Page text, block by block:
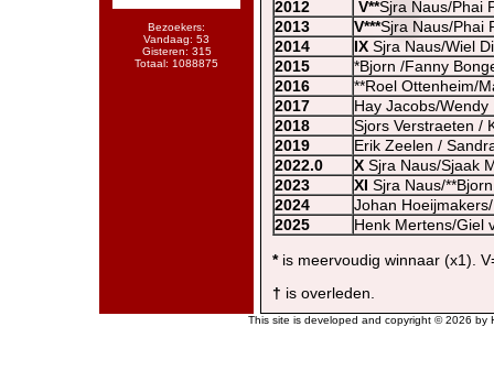
Bezoekers:
Vandaag: 53
Gisteren: 315
Totaal: 1088875
2012
V**Sjra Naus/Phai
2013
V***Sjra Naus/Phai
2014
IX Sjra Naus/Wiel
2015
*Bjorn /Fanny
2016
**Roel Ottenheim/
2017
Hay Jacobs/Wendy
2018
Sjors Verstraeten /
2019
Erik Zeelen /
2022.0
X Sjra Naus/Sjaak
2023
XI Sjra Naus/
2024
Johan
2025
Henk Mertens/Giel
*is meervoudig winnaar (x1).
† is overleden.
This site is developed and copyright © 2026 by